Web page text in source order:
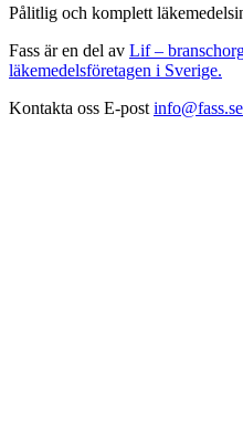
Pålitlig och komplett
Fass är en del av Lif –
läkemedelsföretagen i Sverige.
Kontakta oss E-post info@fass.se